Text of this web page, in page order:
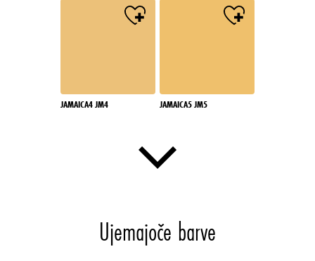
JAMAICA4 JM4 JAMAICA5 JM5
Ujemajoče barve